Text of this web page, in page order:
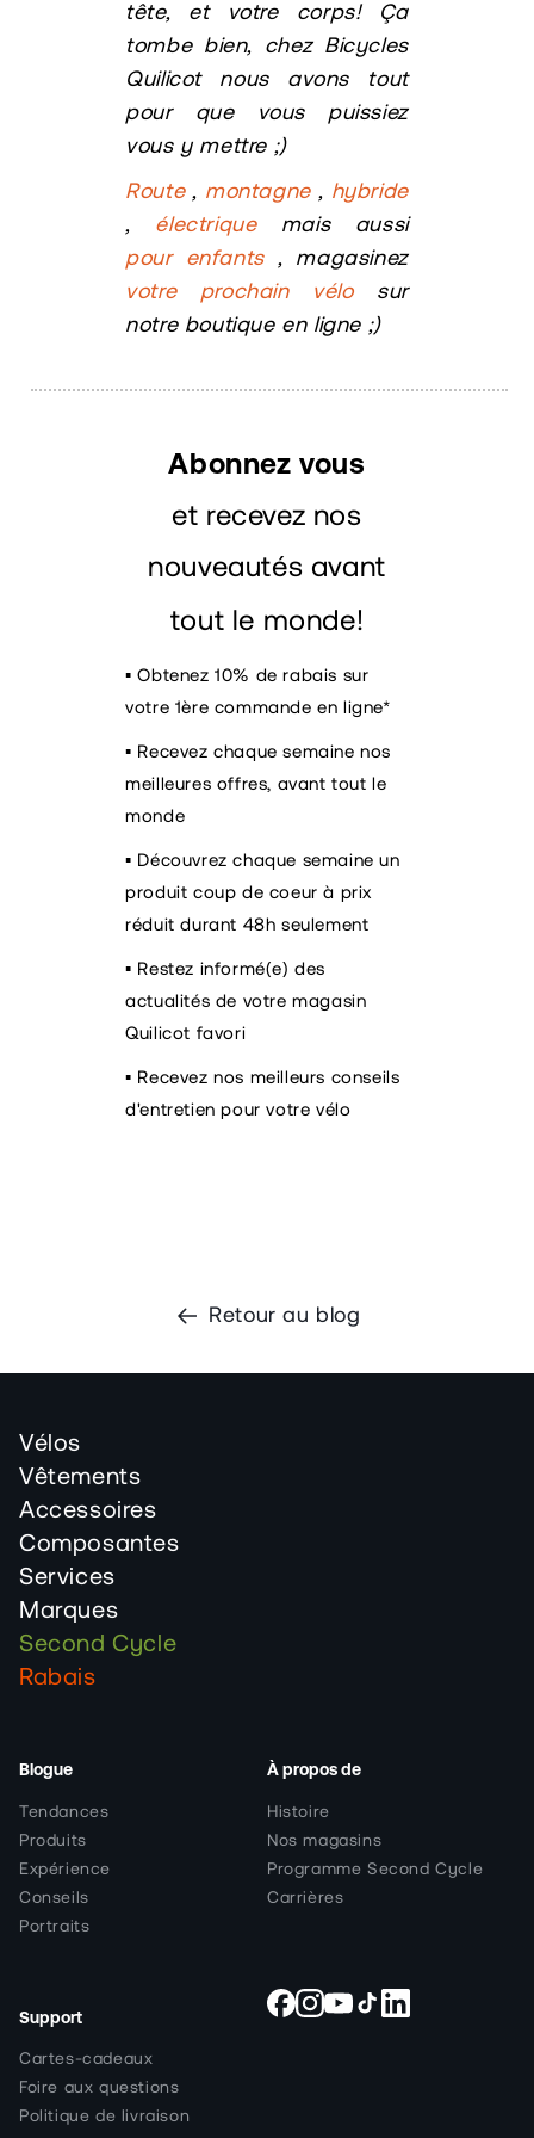
tête, et votre corps! Ça
tombe bien, chez Bicycles
Quilicot nous avons tout
pour que vous puissiez
vous y mettre ;)
Route, montagne , hybride
, électrique mais aussi
pour enfants , magasinez
votre prochain vélo sur
notre boutique en ligne ;)
Abonnez vous
et recevez nos
nouveautés avant
tout le monde!
▪️ Obtenez 10% de rabais sur
votre 1ère commande en ligne*
▪️ Recevez chaque semaine nos
meilleures offres, avant tout le
monde
▪️ Découvrez chaque semaine un
produit coup de coeur à prix
réduit durant 48h seulement
▪️ Restez informé(e) des
actualités de votre magasin
Quilicot favori
▪️ Recevez nos meilleurs conseils
d'entretien pour votre vélo
Retour au blog
Vélos
Vêtements
Accessoires
Composantes
Services
Marques
Second Cycle
Rabais
Blogue
Tendances
Produits
Expérience
Conseils
Portraits
À propos de
Histoire
Nos magasins
Programme Second Cycle
Carrières
Support
Cartes-cadeaux
Foire aux questions
Politique de livraison
Facebook
Instagram
YouTube
TikTokSnapchat